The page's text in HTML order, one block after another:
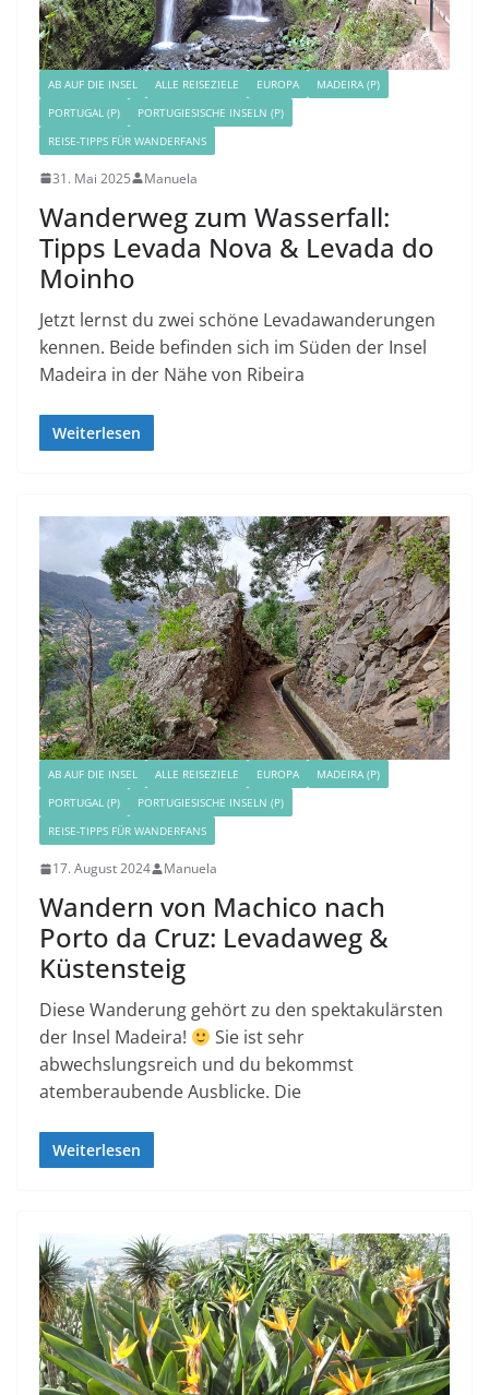
AB AUF DIE INSEL ALLE REISEZIELE EUROPA
MADEIRA (P)
PORTUGAL (P)
PORTUGIESISCHE INSELN (P)
REISE-TIPPS FÜR WANDERFANS
31. Mai 2025 Manuela
Wanderweg zum Wasserfall:
Tipps Levada Nova & Levada do
Moinho
Jetzt lernst du zwei schöne Levadawanderungen
kennen. Beide befinden sich im Süden der Insel
Madeira in der Nähe von Ribeira
Weiterlesen
AB AUF DIE INSEL ALLE REISEZIELE EUROPA
MADEIRA (P)
PORTUGAL (P)
PORTUGIESISCHE INSELN (P)
REISE-TIPPS FÜR WANDERFANS
17. August 2024 Manuela
Wandern von Machico nach
Porto da Cruz: Levadaweg &
Küstensteig
Diese Wanderung gehört zu den spektakulärsten
der Insel Madeira!
Sie ist sehr
abwechslungsreich und du bekommst
atemberaubende Ausblicke. Die
Weiterlesen